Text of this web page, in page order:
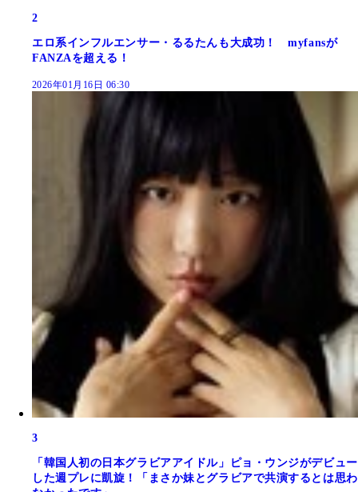
2
エロ系インフルエンサー・るるたんも大成功！ myfansが
FANZAを超える！
2026年01月16日 06:30
3
「韓国人初の日本グラビアアイドル」ピョ・ウンジがデビュー
した週プレに凱旋！「まさか妹とグラビアで共演するとは思わ